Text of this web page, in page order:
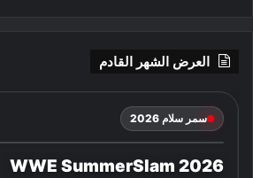
العرض الشهر القادم
سمر سلام 2026
WWE SummerSlam 2026